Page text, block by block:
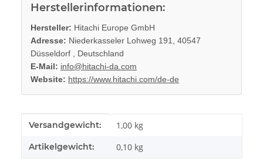
Herstellerinformationen:
Hersteller: Hitachi Europe GmbH
Adresse: Niederkasseler Lohweg 191, 40547
Düsseldorf , Deutschland
E-Mail: info@hitachi-da.com
Website: https://www.hitachi.com/de-de
Produkteigenschaft
Wert
Versandgewicht: 1,00 kg
Artikelgewicht: 0,10 kg